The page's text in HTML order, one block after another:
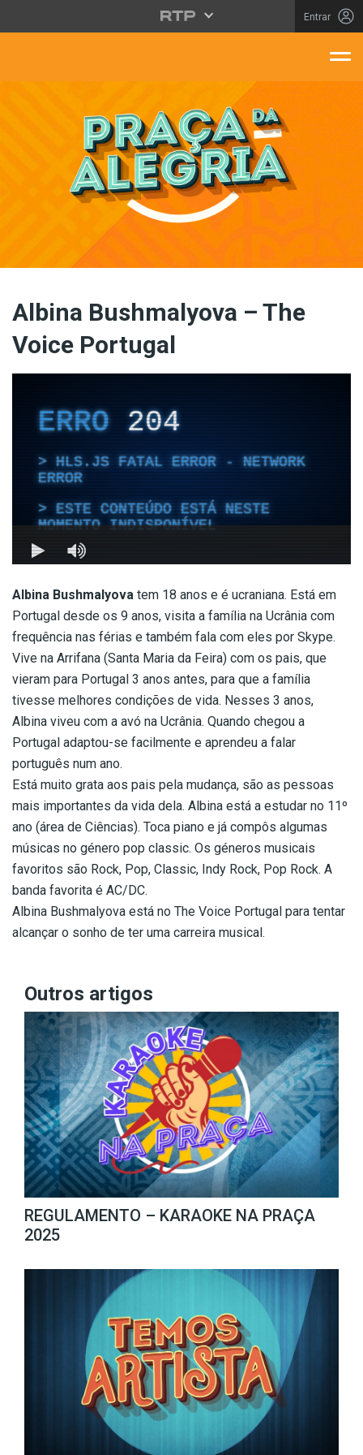
Saltar para o conteúdo principal
Entrar
Albina Bushmalyova – The
Voice Portugal
Albina Bushmalyova tem 18 anos e é ucraniana. Está em
Portugal desde os 9 anos, visita a família na Ucrânia com
frequência nas férias e também fala com eles por Skype.
Vive na Arrifana (Santa Maria da Feira) com os pais, que
vieram para Portugal 3 anos antes, para que a família
tivesse melhores condições de vida. Nesses 3 anos,
Albina viveu com a avó na Ucrânia. Quando chegou a
Portugal adaptou-se facilmente e aprendeu a falar
português num ano.
Está muito grata aos pais pela mudança, são as pessoas
mais importantes da vida dela. Albina está a estudar no 11º
ano (área de Ciências). Toca piano e já compôs algumas
músicas no género pop classic. Os géneros musicais
favoritos são Rock, Pop, Classic, Indy Rock, Pop Rock. A
banda favorita é AC/DC.
Albina Bushmalyova está no The Voice Portugal para tentar
alcançar o sonho de ter uma carreira musical.
Outros artigos
REGULAMENTO – KARAOKE NA PRAÇA
2025